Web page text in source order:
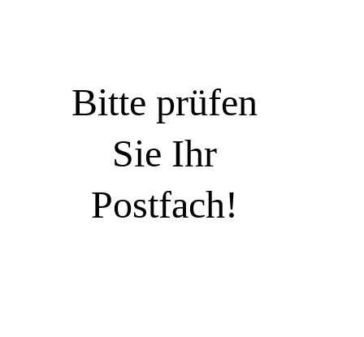
Bitte prüfen
Sie Ihr
Postfach!